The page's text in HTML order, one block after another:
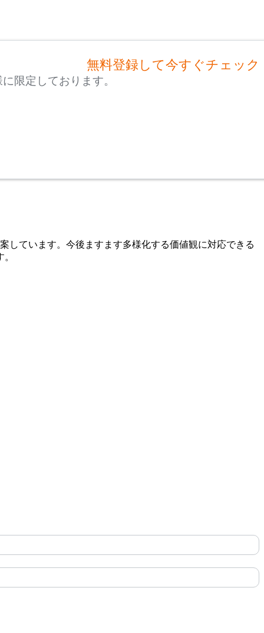
無料登録して今すぐチェック
限定しております。
しています。今後ますます多様化する価値観に対応できる